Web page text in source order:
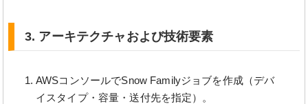
3. アーキテクチャおよび技術要素
AWSコンソールでSnow Familyジョブを作成（デバ
イスタイプ・容量・送付先を指定）。